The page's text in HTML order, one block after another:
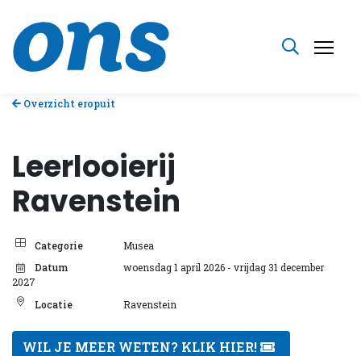
Overzicht eropuit
Leerlooierij
Ravenstein
Categorie
Musea
Datum
woensdag 1 april 2026 - vrijdag 31 december
2027
Locatie
Ravenstein
WIL JE MEER WETEN? KLIK HIER!